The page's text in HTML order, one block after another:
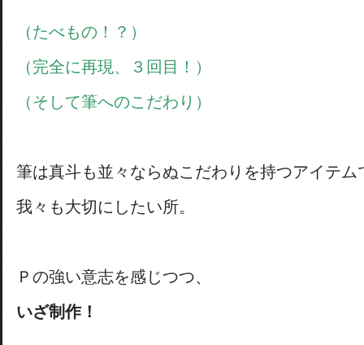
（たべもの！？）
（完全に再現、３回目！）
（そして筆へのこだわり）
筆は真斗も並々ならぬこだわりを持つアイテム
我々も大切にしたい所。
Ｐの強い意志を感じつつ、
いざ制作！